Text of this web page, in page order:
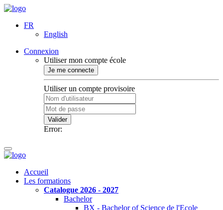
FR
English
Connexion
Utiliser mon compte école
Je me connecte
Utiliser un compte provisoire
Valider
Error:
Accueil
Les formations
Catalogue 2026 - 2027
Bachelor
BX - Bachelor of Science de l'Ecole